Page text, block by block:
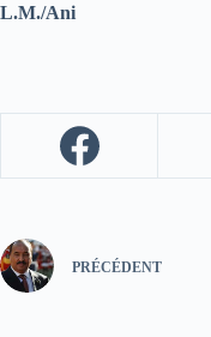
L.M./Ani
PRÉCÉDENT